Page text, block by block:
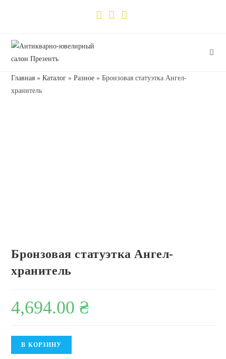
Главная »Каталог »Разное »Бронзовая статуэтка Ангел-
хранитель
Бронзовая статуэтка Ангел-
хранитель
4,694.00₴
Количество
товара
В КОРЗИНУ